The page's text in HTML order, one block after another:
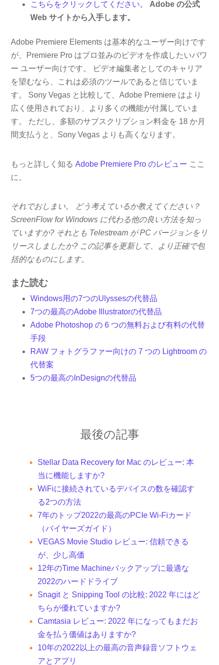
こちらをクリックしてください。
Adobe の公式
Web サイトから入手します。
Adobe Premiere Elements は基本的なユーザー向けです
が、Premiere Pro はプロ並みのビデオを作成したいパワ
ー ユーザー向けです。 ビデオ編集者としてのキャリア
を望むなら、これは必須のツールであると信じていま
す。 Sony Vegas と比較して、Adobe Premiere はより
広く使用されており、より多くの機能が付属していま
す。 ただし、多額のサブスクリプション料金を 18 か月
間支払うと、Sony Vegas よりも高くなります。
もっと詳しく知るAdobe Premiere Pro のレビュー ここ
に。
それでおしまい。 どう考えているか教えてください？
ScreenFlow for Windows に代わる他の良い方法を知っ
ていますか? それとも Telestream が PC バージョンをリ
リースしましたか? この記事を更新して、より正確で包
括的なものにします。
また読む
Windows用の7つのUlyssesの代替品
7つの最高のAdobe Illustratorの代替品
Adobe Photoshop の 6 つの無料および有料の代替
手段
RAW フォトグラファー向けの 7 つの Lightroom の
代替案
5つの最高のInDesignの代替品
最後の記事
Stellar Data Recovery for Mac のレビュー: 本
当に機能しますか?
WiFiに接続されているデバイスの数を確認す
る2つの方法
7年のトップ2022の最高のPCIe Wi-Fiカード
（バイヤーズガイド）
VEGAS Movie Studio レビュー: 信頼できる
が、少し高価
12年のTime Machineバックアップに最適な
2022のハードドライブ
Snagit と Snipping Tool の比較: 2022 年にはど
ちらが優れていますか?
Camtasia レビュー: 2022 年になってもまだお
金を払う価値はありますか?
10年の2022以上の最高の音声録音ソフトウェ
アとアプリ